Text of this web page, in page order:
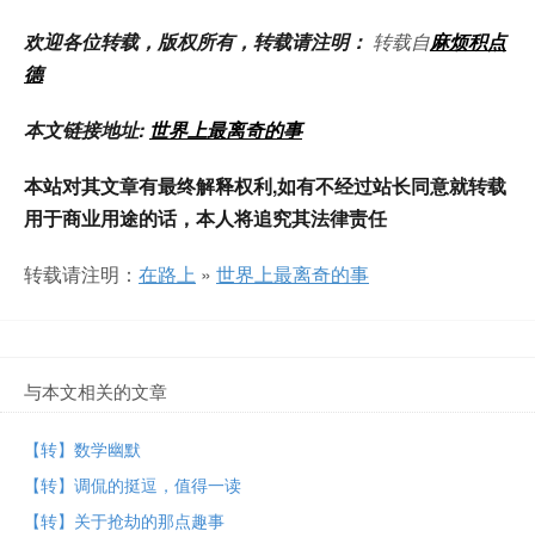
欢迎各位转载，版权所有，转载请注明： 转载自麻烦积点
德
本文链接地址: 世界上最离奇的事
本站对其文章有最终解释权利,如有不经过站长同意就转载
用于商业用途的话，本人将追究其法律责任
转载请注明： 在路上 » 世界上最离奇的事
与本文相关的文章
【转】数学幽默
【转】调侃的挺逗， 值得一读
【转】关于抢劫的那点趣事